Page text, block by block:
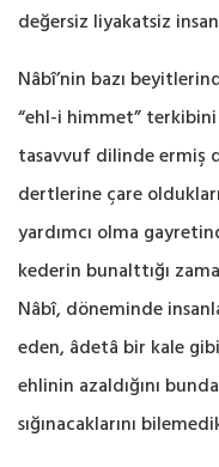
değersiz liyakatsiz
Nâbî’nin bazı
“ehl-i himmet” terkibini
tasavvuf dilinde ermiş
dertlerine çare
yardımcı olma
‎kederin bunalttığı
Nâbî, döneminde
eden, âdetâ bir kale
ehlinin ‎azaldığını
sığınacaklarını